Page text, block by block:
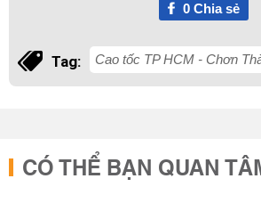
0Chia sẻ
Tag: Cao tốc TP HCM - Chơn
CÓ THỂ BẠN QUAN